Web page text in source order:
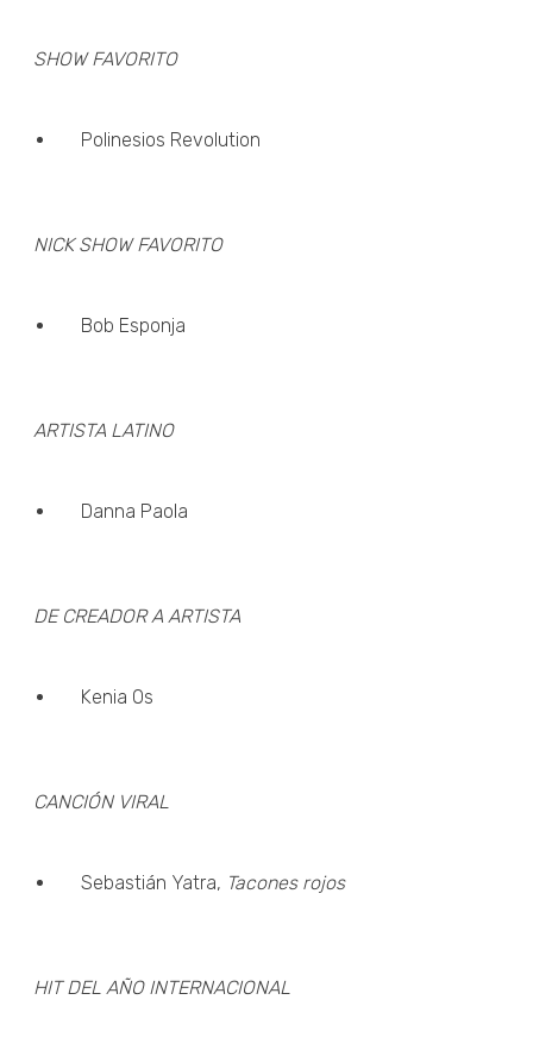
SHOW FAVORITO
Polinesios Revolution
NICK SHOW FAVORITO
Bob Esponja
ARTISTA LATINO
Danna Paola
DE CREADOR A ARTISTA
Kenia Os
CANCIÓN VIRAL
Sebastián Yatra, Tacones rojos
HIT DEL AÑO INTERNACIONAL